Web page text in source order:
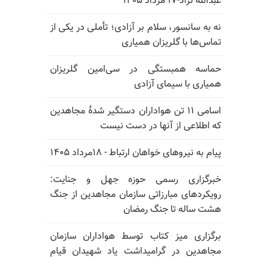
نه به سانسور، سلام بر آزادی؛ تأملی در یکی از
تماس‌ها با گلریزان همیاری
حماسه همبستگی در سی‌امین گلریزان
همیاری با سیمای آزادی
اسامی ۱۱ تن هواداران دستگیر شدهٔ مجاهدین
که اطلاعی از آنها در دست نیست
پیام به نیروهای خواهان ارتباط - ۱۸مرداد ۱۴۰۵
خبرگزاری رسمی حوزه جهل و جنایت:
رویکردهای مبارزاتی سازمان مجاهدین از جنگ
هشت ساله تا جنگ رمضان
برگزاری میز کتاب توسط هواداران سازمان
مجاهدین در گرامیداشت یاد شهیدان قیام